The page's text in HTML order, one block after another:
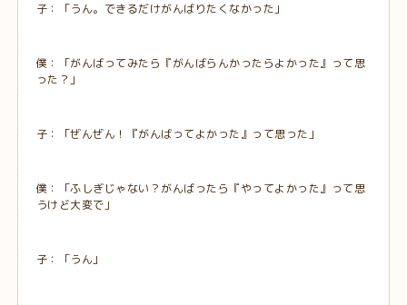
子：「うん。できるだけがんばりたくなかった」
僕：「がんばってみたら『がんばらんかったらよかった』って思
った？」
子：「ぜんぜん！『がんばってよかった』って思った」
僕：「ふしぎじゃない？がんばったら『やってよかった』って思
うけど大変で」
子：「うん」